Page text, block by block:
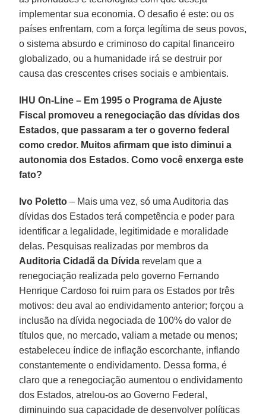
implementar sua economia. O desafio é este: ou os
países enfrentam, com a força legítima de seus povos,
o sistema absurdo e criminoso do capital financeiro
globalizado, ou a humanidade irá se destruir por
causa das crescentes crises sociais e ambientais.
IHU On-Line – Em 1995 o Programa de Ajuste
Fiscal promoveu a renegociação das dívidas dos
Estados, que passaram a ter o governo federal
como credor. Muitos afirmam que isto diminui a
autonomia dos Estados. Como você enxerga este
fato?
Ivo Poletto – Mais uma vez, só uma Auditoria das
dívidas dos Estados terá competência e poder para
identificar a legalidade, legitimidade e moralidade
delas. Pesquisas realizadas por membros da
Auditoria Cidadã da Dívida revelam que a
renegociação realizada pelo governo Fernando
Henrique Cardoso foi ruim para os Estados por três
motivos: deu aval ao endividamento anterior; forçou a
inclusão na dívida negociada de 100% do valor de
títulos que, no mercado, valiam a metade ou menos;
estabeleceu índice de inflação escorchante, inflando
constantemente o endividamento. Dessa forma, é
claro que a renegociação aumentou o endividamento
dos Estados, atrelou-os ao Governo Federal,
diminuindo sua capacidade de desenvolver políticas